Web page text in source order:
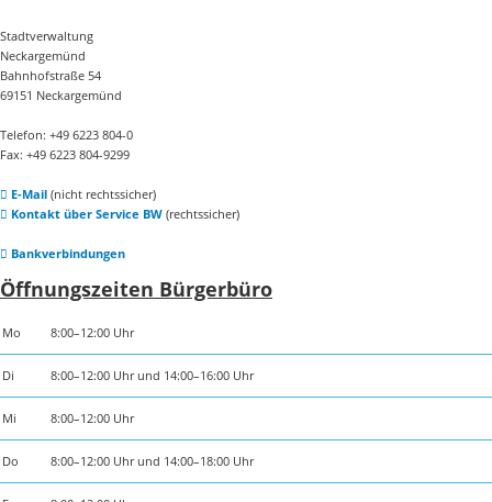
Stadtverwaltung
Neckargemünd
Bahnhofstraße 54
69151 Neckargemünd
Telefon: +49 6223 804-0
Fax: +49 6223 804-9299
E-Mail(nicht rechtssicher)
Kontakt über Service BW(rechtssicher)
Bankverbindungen
Öffnungszeiten Bürgerbüro
Mo 8:00–12:00 Uhr
Di 8:00–12:00 Uhr und 14:00–16:00 Uhr
Mi 8:00–12:00 Uhr
Do 8:00–12:00 Uhr und 14:00–18:00 Uhr